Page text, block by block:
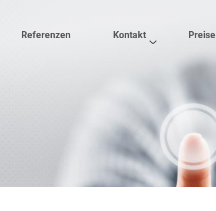
Referenzen Kontakt Preise